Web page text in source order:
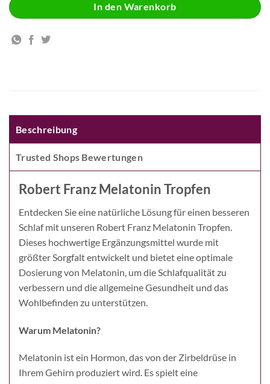
In den Warenkorb
Beschreibung
Trusted Shops Bewertungen
Robert Franz Melatonin Tropfen
Entdecken Sie eine natürliche Lösung für einen besseren
Schlaf mit unseren Robert Franz Melatonin Tropfen.
Dieses hochwertige Ergänzungsmittel wurde mit
größter Sorgfalt entwickelt und bietet eine optimale
Dosierung von Melatonin, um die Schlafqualität zu
verbessern und die allgemeine Gesundheit und das
Wohlbefinden zu unterstützen.
Warum Melatonin?
Melatonin ist ein Hormon, das von der Zirbeldrüse in
Ihrem Gehirn produziert wird. Es spielt eine